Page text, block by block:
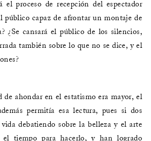
el proceso de recepción del espectador
público capaz de afrontar un montaje de
¿Se cansará el público de los silencios,
también sobre lo que no se dice, y el
de ahondar en el estatismo era mayor, el
permitía esa lectura, pues si dos
debatiendo sobre la belleza y el arte
el tiempo para hacerlo, y han logrado